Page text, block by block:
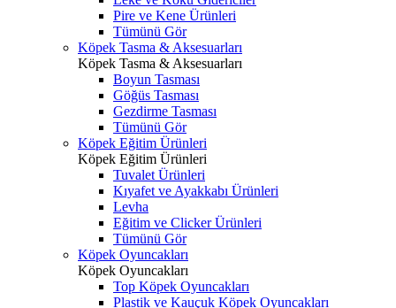
Pire ve Kene Ürünleri
Tümünü Gör
Köpek Tasma & Aksesuarları
Köpek Tasma & Aksesuarları
Boyun Tasması
Göğüs Tasması
Gezdirme Tasması
Tümünü Gör
Köpek Eğitim Ürünleri
Köpek Eğitim Ürünleri
Tuvalet Ürünleri
Kıyafet ve Ayakkabı Ürünleri
Levha
Eğitim ve Clicker Ürünleri
Tümünü Gör
Köpek Oyuncakları
Köpek Oyuncakları
Top Köpek Oyuncakları
Plastik ve Kauçuk Köpek Oyuncakları